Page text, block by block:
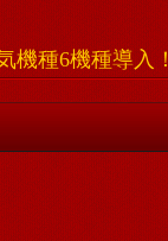
機種6機種導入！